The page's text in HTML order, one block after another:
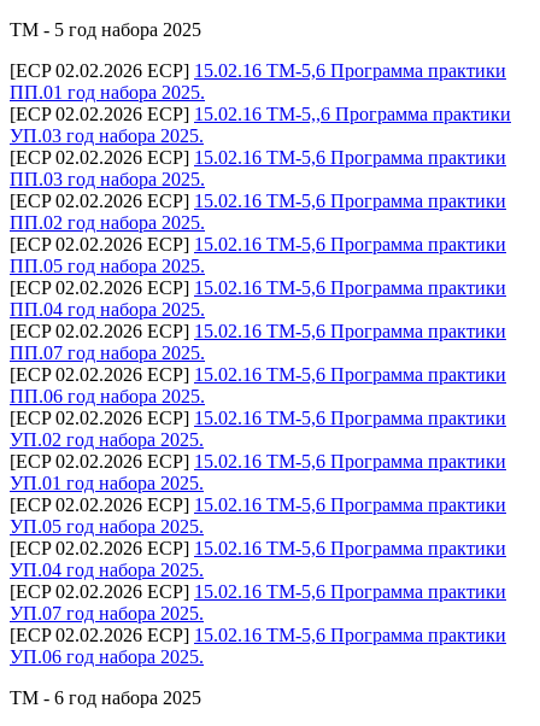
ТМ - 5 год набора 2025
[ECP 02.02.2026 ECP] 15.02.16 ТМ-5,6 Программа практики
ПП.01 год набора 2025.
[ECP 02.02.2026 ECP] 15.02.16 ТМ-5,,6 Программа практики
УП.03 год набора 2025.
[ECP 02.02.2026 ECP] 15.02.16 ТМ-5,6 Программа практики
ПП.03 год набора 2025.
[ECP 02.02.2026 ECP] 15.02.16 ТМ-5,6 Программа практики
ПП.02 год набора 2025.
[ECP 02.02.2026 ECP] 15.02.16 ТМ-5,6 Программа практики
ПП.05 год набора 2025.
[ECP 02.02.2026 ECP] 15.02.16 ТМ-5,6 Программа практики
ПП.04 год набора 2025.
[ECP 02.02.2026 ECP] 15.02.16 ТМ-5,6 Программа практики
ПП.07 год набора 2025.
[ECP 02.02.2026 ECP] 15.02.16 ТМ-5,6 Программа практики
ПП.06 год набора 2025.
[ECP 02.02.2026 ECP] 15.02.16 ТМ-5,6 Программа практики
УП.02 год набора 2025.
[ECP 02.02.2026 ECP] 15.02.16 ТМ-5,6 Программа практики
УП.01 год набора 2025.
[ECP 02.02.2026 ECP] 15.02.16 ТМ-5,6 Программа практики
УП.05 год набора 2025.
[ECP 02.02.2026 ECP] 15.02.16 ТМ-5,6 Программа практики
УП.04 год набора 2025.
[ECP 02.02.2026 ECP] 15.02.16 ТМ-5,6 Программа практики
УП.07 год набора 2025.
[ECP 02.02.2026 ECP] 15.02.16 ТМ-5,6 Программа практики
УП.06 год набора 2025.
ТМ - 6 год набора 2025